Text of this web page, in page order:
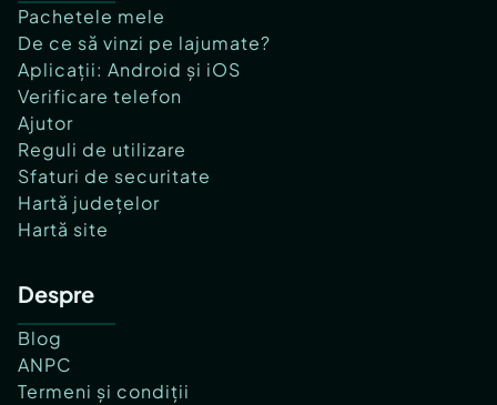
Pachetele mele
De ce să vinzi pe lajumate?
Aplicații: Android și iOS
Verificare telefon
Ajutor
Reguli de utilizare
Sfaturi de securitate
Hartă județelor
Hartă site
Despre
Blog
ANPC
Termeni și condiții